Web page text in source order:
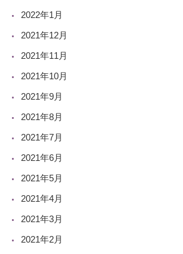
2022年1月
2021年12月
2021年11月
2021年10月
2021年9月
2021年8月
2021年7月
2021年6月
2021年5月
2021年4月
2021年3月
2021年2月